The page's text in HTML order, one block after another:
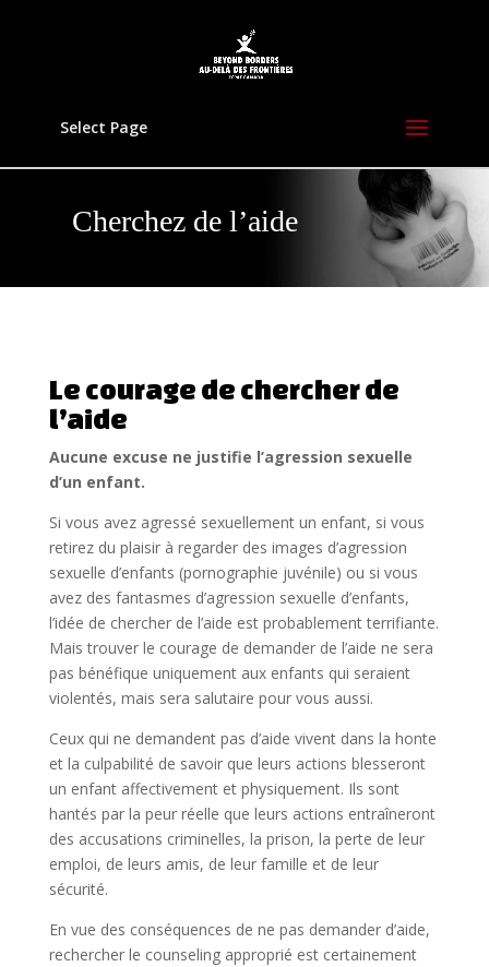
Select Page
Cherchez de l’aide
Le courage de chercher de
l’aide
Aucune excuse ne justifie l’agression sexuelle
d’un enfant.
Si vous avez agressé sexuellement un enfant, si vous
retirez du plaisir à regarder des images d’agression
sexuelle d’enfants (pornographie juvénile) ou si vous
avez des fantasmes d’agression sexuelle d’enfants,
l’idée de chercher de l’aide est probablement terrifiante.
Mais trouver le courage de demander de l’aide ne sera
pas bénéfique uniquement aux enfants qui seraient
violentés, mais sera salutaire pour vous aussi.
Ceux qui ne demandent pas d’aide vivent dans la honte
et la culpabilité de savoir que leurs actions blesseront
un enfant affectivement et physiquement. Ils sont
hantés par la peur réelle que leurs actions entraîneront
des accusations criminelles, la prison, la perte de leur
emploi, de leurs amis, de leur famille et de leur
sécurité.
En vue des conséquences de ne pas demander d’aide,
rechercher le counseling approprié est certainement